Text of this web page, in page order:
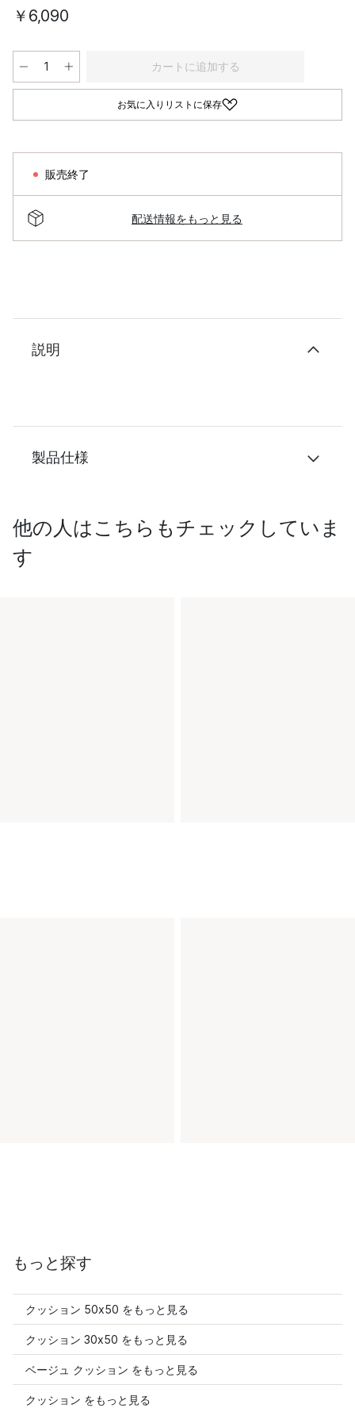
￥6,090
カートに追加する
お気に入りリストに保存
販売終了
配送情報をもっと見る
説明
製品仕様
他の人はこちらもチェックしていま
す
もっと探す
クッション 50x50 をもっと見る
クッション 30x50 をもっと見る
ベージュ クッション をもっと見る
クッション をもっと見る